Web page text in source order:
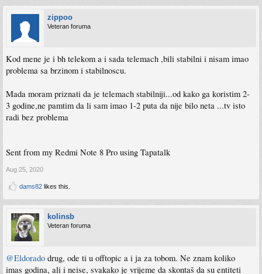
zippoo
Veteran foruma
Kod mene je i bh telekom a i sada telemach ,bili stabilni i nisam imao
problema sa brzinom i stabilnoscu.
Mada moram priznati da je telemach stabilniji...od kako ga koristim 2-
3 godine,ne pamtim da li sam imao 1-2 puta da nije bilo neta ...tv isto
radi bez problema
Sent from my Redmi Note 8 Pro using Tapatalk
Aug 25, 2020
dams82 likes this.
kolinsb
Veteran foruma
@Eldorado drug, ode ti u offtopic a i ja za tobom. Ne znam koliko
imas godina, ali i neise, svakako je vrijeme da skontaš da su entiteti